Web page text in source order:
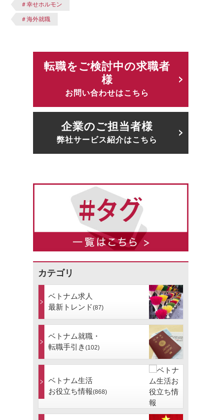
＃幸せホルモン
＃海外就職
転職をご検討中の求職者
様
お問い合わせはこちら
企業のご担当者様
弊社サービス紹介はこちら
カテゴリ
ベトナム求人
最新トレンド(87)
ベトナム就職・
転職手引き (102)
ベトナム生活
お役立ち情報(868)